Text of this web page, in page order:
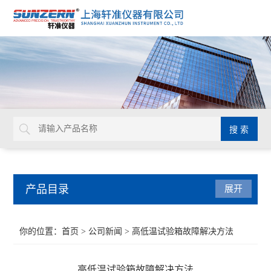
产品目录 展开
你的位置：首页 > 公司新闻 > 高低温试验箱故障解决方法